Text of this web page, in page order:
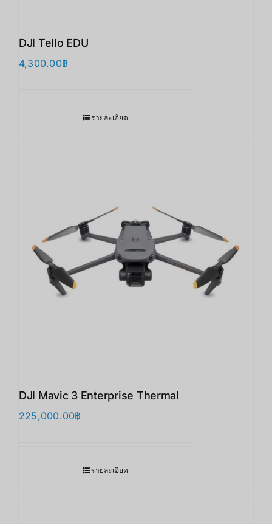
DJI Tello EDU
4,300.00฿
รายละเอียด
DJI Mavic 3 Enterprise Thermal
225,000.00฿
รายละเอียด